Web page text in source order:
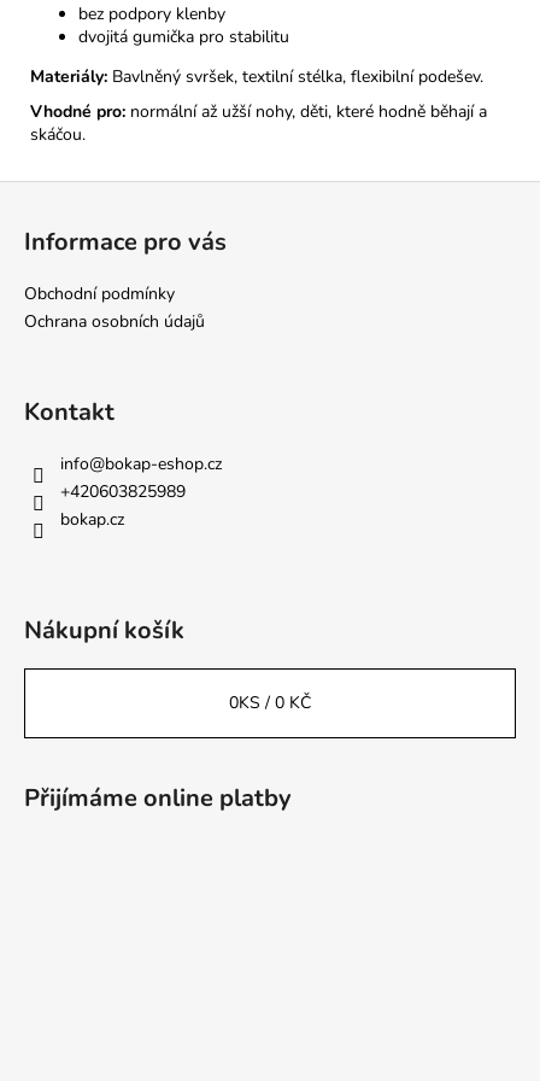
bez podpory klenby
dvojitá gumička pro stabilitu
Materiály: Bavlněný svršek, textilní stélka, flexibilní podešev.
Vhodné pro: normální až užší nohy, děti, které hodně běhají a
skáčou.
Informace pro vás
Obchodní podmínky
Ochrana osobních údajů
Kontakt
info@bokap-eshop.cz
+420603825989
bokap.cz
Nákupní košík
0KS / 0 KČ
Přijímáme online platby